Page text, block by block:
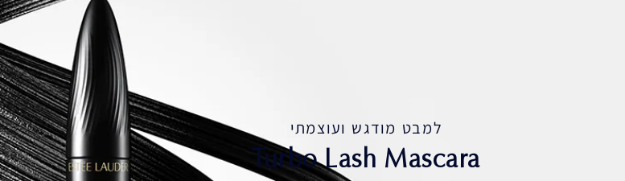
למבט מודגש ועוצמתי
Turbo Lash‎ Mascara